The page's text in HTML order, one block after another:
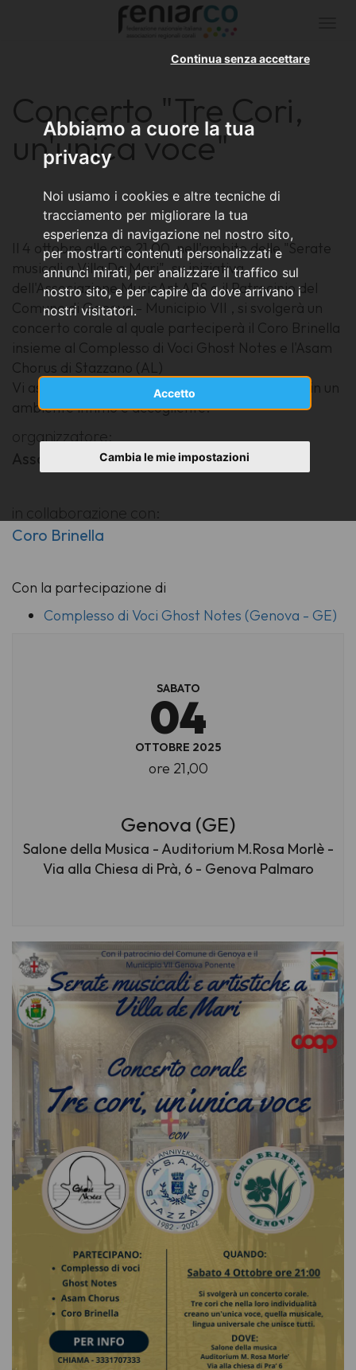
Abbiamo a cuore la tua
privacy
Noi usiamo i cookies e altre tecniche di
tracciamento per migliorare la tua
esperienza di navigazione nel nostro sito,
per mostrarti contenuti personalizzati e
annunci mirati, per analizzare il traffico sul
nostro sito, e per capire da dove arrivano i
nostri visitatori.
Accetto
Continua senza accettare
Cambia le mie impostazioni
Concerto "Tre Cori,
un'unica voce"
Il 4 ottobre alle ore 21,00, nell'ambito delle "Serate
musicali a Villa De Mari", su iniziativa
dell'Associazione MusicArt APS e il Patrocinio del
Comune di Genova - Municipio VII , si svolgerà un
concerto corale al quale parteciperà il Coro Brinella
insieme al Complesso di Voci Ghost Notes e l'Asam
Chorus di Stazzano (AL)
Vi aspettiamo per vivere la magia della musica in un
ambiente intimo e accogliente.
organizzatore:
Associazione MusicArt-Villa De Mari APS
in collaborazione con:
Coro Brinella
Con la partecipazione di
Complesso di Voci Ghost Notes (Genova - GE)
SABATO
04
OTTOBRE 2025
ore 21,00
Genova (GE)
Salone della Musica - Auditorium M.Rosa Morlè -
Via alla Chiesa di Prà, 6 - Genova Palmaro